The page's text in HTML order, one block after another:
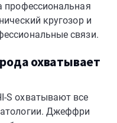
профессиональная
кругозор и
связи.
охватывает
S охватывают все
Джеффри